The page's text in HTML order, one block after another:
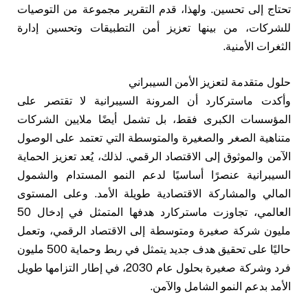
تحتاج إلى تحسين. ولهذا، قدم التقرير مجموعة من التوصيات
للشركات، من بينها تعزيز أمن التطبيقات وتحسين إدارة
الثغرات الأمنية.
حلول متقدمة لتعزيز الأمن السيبراني
وأكدت ماستركارد أن المرونة السيبرانية لا تقتصر على
المؤسسات الكبرى فقط، بل تشمل أيضًا ملايين الشركات
متناهية الصغر والصغيرة والمتوسطة التي تعتمد على الوصول
الآمن والموثوق إلى الاقتصاد الرقمي. لذلك، يُعد تعزيز الحماية
السيبرانية عنصرًا أساسيًا لدعم النمو المستدام والشمول
المالي والمشاركة الاقتصادية طويلة الأمد. وعلى المستوى
العالمي، تجاوزت ماستركارد هدفها المتمثل في إدخال 50
مليون شركة صغيرة ومتوسطة إلى الاقتصاد الرقمي، وتعمل
حاليًا على تحقيق هدف جديد يتمثل في ربط وحماية 500 مليون
فرد وشركة صغيرة بحلول عام 2030، في إطار التزامها طويل
الأمد بدعم النمو الشامل والآمن.